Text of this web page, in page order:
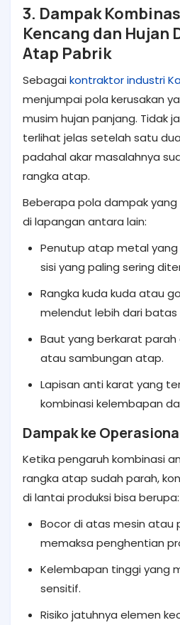
3. Dampak
Kencang dan Hujan
Atap Pabrik
Sebagaikontraktor industri
menjumpai pola kerusakan
musim hujan panjang. Tidak
terlihat jelas setelah satu
padahal akar masalahnya
rangka atap.
Beberapa pola dampak
di lapangan antara lain:
Penutup atap metal
sisi yang paling sering
Rangka kuda kuda atau
melendut lebih dari batas
Baut yang berkarat
atau sambungan atap.
Lapisan anti karat yang
kombinasi kelembapan
Dampak ke
Ketika pengaruh kombinasi
rangka atap sudah parah,
di lantai produksi bisa berupa:
Bocor di atas mesin atau
memaksa penghentian
Kelembapan tinggi yang
sensitif.
Risiko jatuhnya elemen